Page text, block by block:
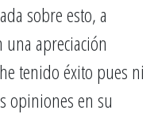
sobre esto, a
apreciación
tenido éxito pues ni
opiniones en su